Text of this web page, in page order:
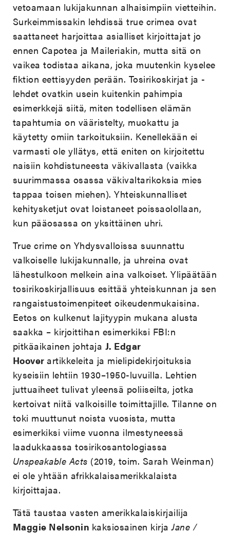
vetoamaan lukijakunnan alhaisimpiin vietteihin.
Surkeimmissakin lehdissä true crimea ovat
saattaneet harjoittaa asialliset kirjoittajat jo
ennen Capotea ja Maileriakin, mutta sitä on
vaikea todistaa aikana, joka muutenkin kyselee
fiktion eettisyyden perään. Tosirikoskirjat ja -
lehdet ovatkin usein kuitenkin pahimpia
esimerkkejä siitä, miten todellisen elämän
tapahtumia on vääristelty, muokattu ja
käytetty omiin tarkoituksiin. Kenellekään ei
varmasti ole yllätys, että eniten on kirjoitettu
naisiin kohdistuneesta väkivallasta (vaikka
suurimmassa osassa väkivaltarikoksia mies
tappaa toisen miehen). Yhteiskunnalliset
kehitysketjut ovat loistaneet poissaolollaan,
kun pääosassa on yksittäinen uhri.
True crime on Yhdysvalloissa suunnattu
valkoiselle lukijakunnalle, ja uhreina ovat
lähestulkoon melkein aina valkoiset. Ylipäätään
tosirikoskirjallisuus esittää yhteiskunnan ja sen
rangaistustoimenpiteet oikeudenmukaisina.
Eetos on kulkenut lajityypin mukana alusta
saakka – kirjoittihan esimerkiksi FBI:n
pitkäaikainen johtaja J. Edgar
Hooverartikkeleita ja mielipidekirjoituksia
kyseisiin lehtiin 1930–1950-luvuilla. Lehtien
juttuaiheet tulivat yleensä poliiseilta, jotka
kertoivat niitä valkoisille toimittajille. Tilanne on
toki muuttunut noista vuosista, mutta
esimerkiksi viime vuonna ilmestyneessä
laadukkaassa tosirikosantologiassa
Unspeakable Acts (2019, toim. Sarah Weinman)
ei ole yhtään afrikkalaisamerikkalaista
kirjoittajaa.
Tätä taustaa vasten amerikkalaiskirjailija
Maggie Nelsonin kaksiosainen kirjaJane /